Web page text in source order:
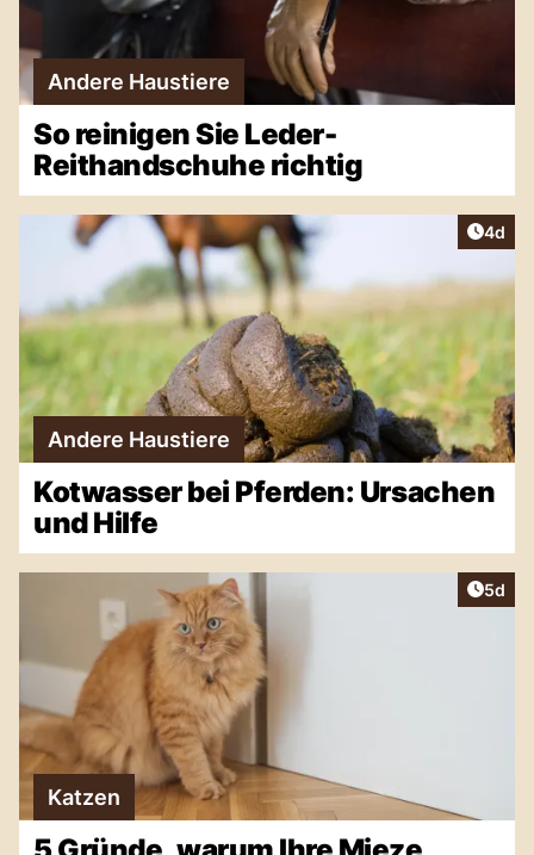
Andere Haustiere
So reinigen Sie Leder-
Reithandschuhe richtig
4d
Andere Haustiere
Kotwasser bei Pferden: Ursachen
und Hilfe
5d
Katzen